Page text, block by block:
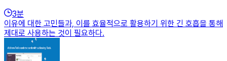
3분
이유에 대한 고민들과, 이를 효율적으로 활용하기 위한 긴 호흡을 통해
제대로 사용하는 것이 필요하다.